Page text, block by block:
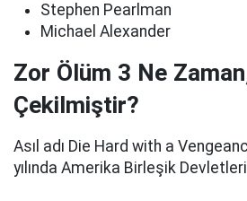
Stephen Pearlman
Michael Alexander
Zor Ölüm 3 Ne
Çekilmiştir?
Asıl adı Die Hard with a
yılında Amerika Birleşik